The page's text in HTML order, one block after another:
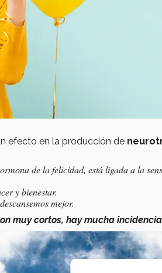
efecto en la producción de
de la felicidad, está ligada a la
y bienestar.
mejor.
muy cortos, hay mucha